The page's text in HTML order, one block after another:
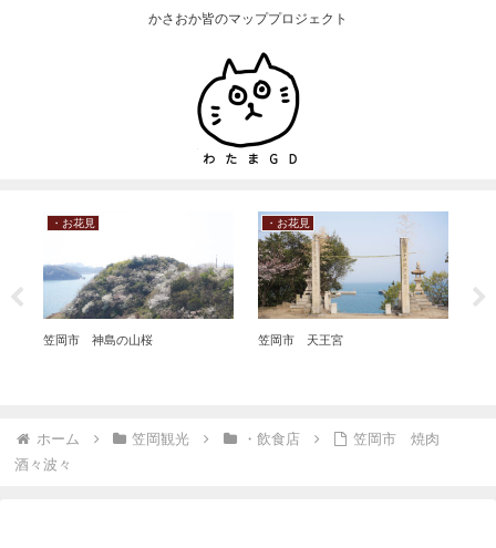
かさおか皆のマッププロジェクト
・お花見
笠岡市 神島の山桜
・お花見
笠岡市 天王宮
ホーム 笠岡観光 ・飲食店
笠岡市 焼肉
酒々波々